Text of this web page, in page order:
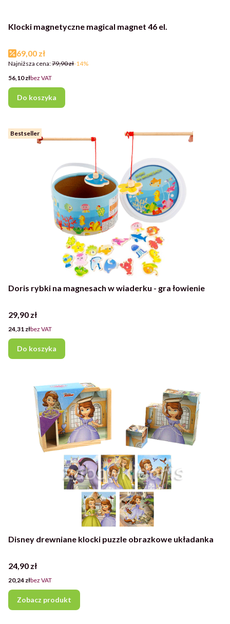
Klocki magnetyczne magical magnet 46 el.
Cena promocyjna
69,00 zł
Najniższa cena:79,90 zł-14%
Cena
56,10 złbez VAT
Do koszyka
Bestseller
Doris rybki na magnesach w wiaderku - gra łowienie
Cena
29,90 zł
Cena
24,31 złbez VAT
Do koszyka
Disney drewniane klocki puzzle obrazkowe układanka
Cena
24,90 zł
Cena
20,24 złbez VAT
Zobacz produkt